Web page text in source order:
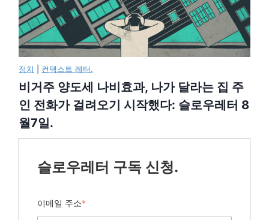
정치 컨텍스트 레터.
비거주 양도세 나비효과, 나가 달라는 집 주
인 전화가 걸려오기 시작했다: 슬로우레터 8
월7일.
슬로우레터 구독 신청.
이메일 주소*